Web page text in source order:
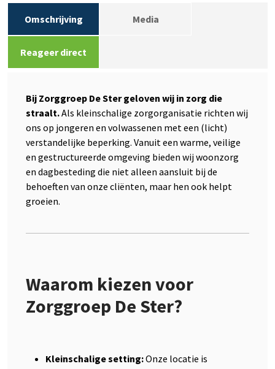
Omschrijving Media
Reageer direct
Bij Zorggroep De Ster geloven wij in zorg die
straalt.Als kleinschalige zorgorganisatie richten wij
ons op jongeren en volwassenen met een (licht)
verstandelijke beperking. Vanuit een warme, veilige
en gestructureerde omgeving bieden wij woonzorg
en dagbesteding die niet alleen aansluit bij de
behoeften van onze cliënten, maar hen ook helpt
groeien.
Waarom kiezen voor
Zorggroep De Ster?
Kleinschalige setting:Onze locatie is